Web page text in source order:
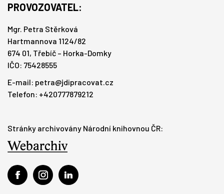
PROVOZOVATEL:
Mgr. Petra Stěrková
Hartmannova 1124/82
674 01, Třebíč – Horka-Domky
IČO: 75428555
E-mail: petra@jdipracovat.cz
Telefon: +420777879212
Stránky archivovány Národní knihovnou ČR: